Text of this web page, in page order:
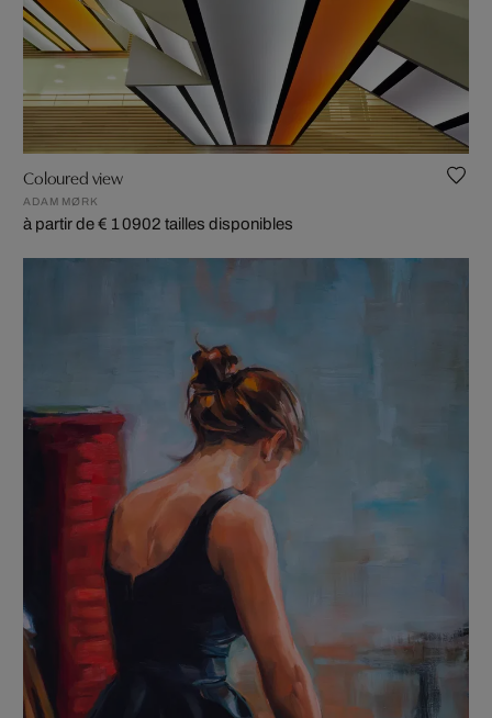
Coloured view
ADAM MØRK
à partir de € 1 0902 tailles disponibles